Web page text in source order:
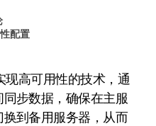
配置
步数据，确保在主服
到备用服务器，从而